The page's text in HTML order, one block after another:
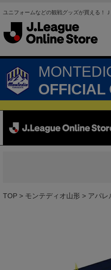
ユニフォームなどの観戦グッズが買える！
OFFICIAL
TOP モンテディオ山形 アパレ